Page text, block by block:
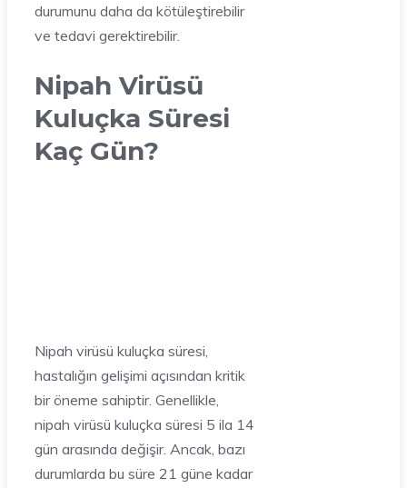
durumunu daha da kötüleştirebilir
ve tedavi gerektirebilir.
Nipah Virüsü
Kuluçka Süresi
Kaç Gün?
Nipah virüsü kuluçka süresi,
hastalığın gelişimi açısından kritik
bir öneme sahiptir. Genellikle,
nipah virüsü kuluçka süresi 5 ila 14
gün arasında değişir. Ancak, bazı
durumlarda bu süre 21 güne kadar